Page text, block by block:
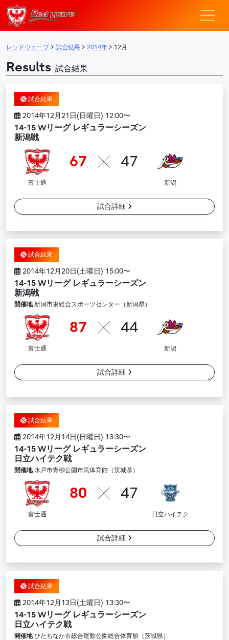
メインナビゲーション
レッドウェー
レッドウェーブ > 試合結果 > 2014年 > 12月
Results 試合結果
試合結果
2014年12月21日(日曜日) 12:00〜
14-15 Wリーグ レギュラーシーズン
新潟戦
67 47
富士通 新潟
試合詳細
試合結果
2014年12月20日(土曜日) 15:00〜
14-15 Wリーグ レギュラーシーズン
新潟戦
開催地新潟市東総合スポーツセンター（新潟県）
87 44
富士通 新潟
試合詳細
試合結果
2014年12月14日(日曜日) 13:30〜
14-15 Wリーグ レギュラーシーズン
日立ハイテク戦
開催地水戸市青柳公園市民体育館（茨城県）
80 47
富士通 日立ハイテク
試合詳細
試合結果
2014年12月13日(土曜日) 13:30〜
14-15 Wリーグ レギュラーシーズン
日立ハイテク戦
開催地ひたちなか市総合運動公園総合体育館（茨城県）